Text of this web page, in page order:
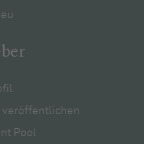
veröffentlichen
Pool